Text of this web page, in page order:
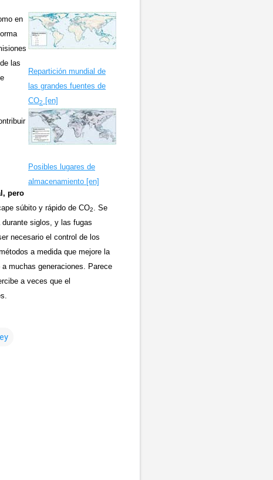
Repartición mundial de
las grandes fuentes de
CO2 [en]
Posibles lugares de
almacenamiento [en]
en
las
pero
súbito y rápido de CO2
. Se
siglos, y las fugas
necesario el control de los
a medida que mejore la
muchas generaciones. Parece
a veces que el